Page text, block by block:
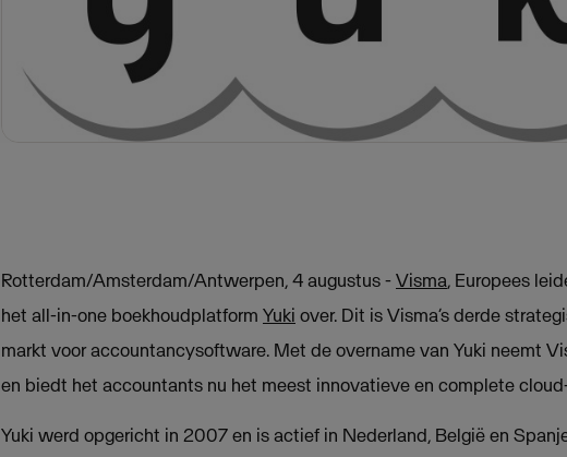
Rotterdam/Amsterdam/Antwerpen, 4 augustus - Visma, Europees
het all-in-one boekhoudplatform Yuki over. Dit is Visma’s derde
markt voor accountancysoftware. Met de overname van Yuki neemt
en biedt het accountants nu het meest innovatieve en complete
Yuki werd opgericht in 2007 en is actief in Nederland, België en